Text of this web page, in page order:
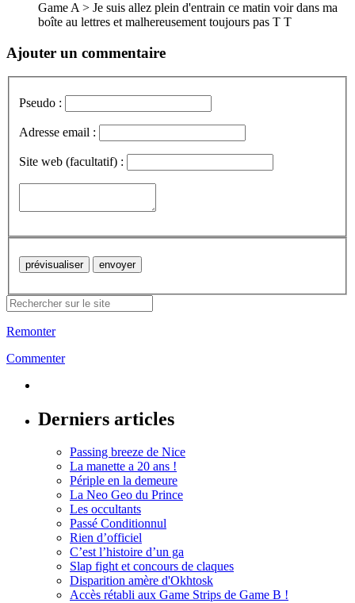
Game A > Je suis allez plein d'entrain ce matin voir dans ma
boîte au lettres et malhereusement toujours pas T T
Ajouter un commentaire
Pseudo :
Adresse email :
Site web (facultatif) :
Remonter
Commenter
Derniers articles
Passing breeze de Nice
La manette a 20 ans !
Périple en la demeure
La Neo Geo du Prince
Les occultants
Passé Conditionnul
Rien d’officiel
C’est l’histoire d’un ga
Slap fight et concours de claques
Disparition amère d'Okhtosk
Accès rétabli aux Game Strips de Game B !